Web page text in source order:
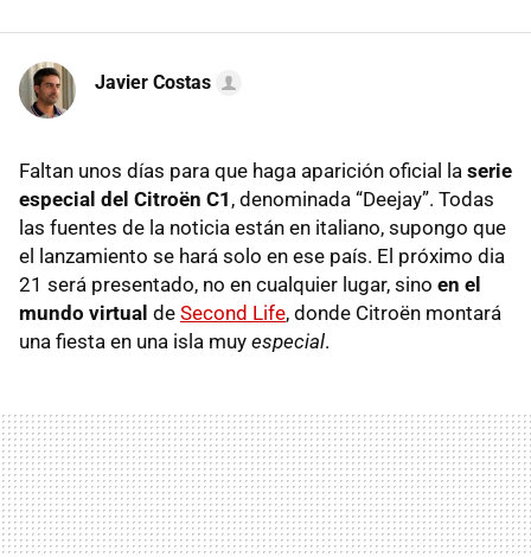
Javier Costas
Faltan unos días para que haga aparición oficial la serie
especial del Citroën C1 , denominada “Deejay”. Todas
las fuentes de la noticia están en italiano, supongo que
el lanzamiento se hará solo en ese país. El próximo dia
21 será presentado, no en cualquier lugar, sino en el
mundo virtual de Second Life, donde Citroën montará
una fiesta en una isla muy especial.